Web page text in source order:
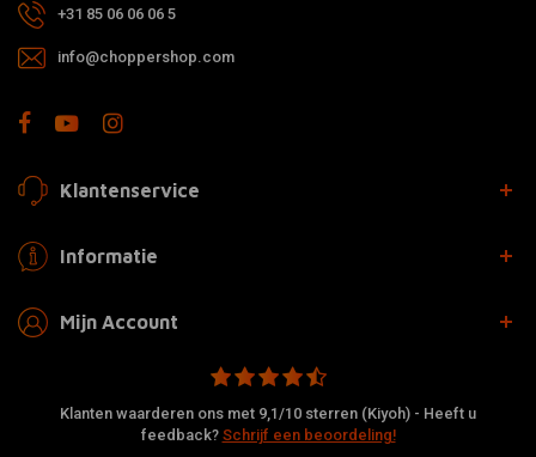
+31 85 06 06 06 5
info@choppershop.com
Klantenservice
Informatie
Mijn Account
Klanten waarderen ons met 9,1/10 sterren (Kiyoh) - Heeft u
feedback? Schrijf een beoordeling!